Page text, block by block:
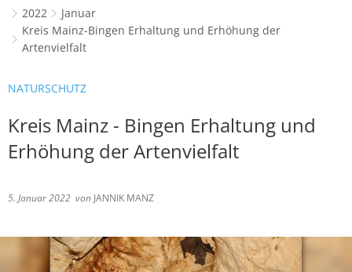
2022
Januar
Kreis Mainz-Bingen Erhaltung und Erhöhung der
Artenvielfalt
NATURSCHUTZ
Kreis Mainz - Bingen Erhaltung und
Erhöhung der Artenvielfalt
5. Januar 2022 von JANNIK MANZ